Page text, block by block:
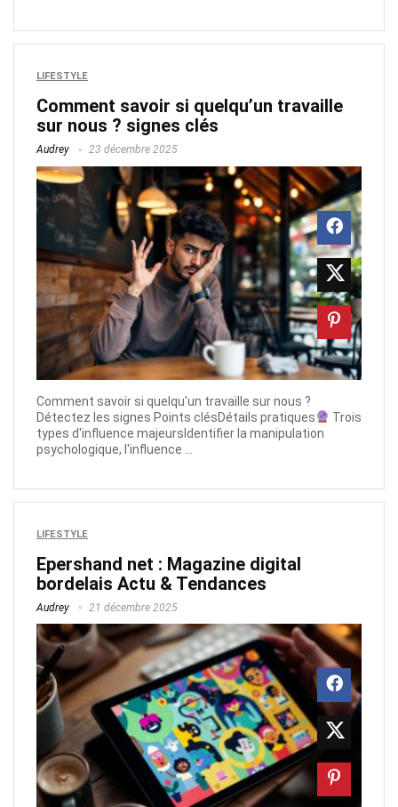
LIFESTYLE
Comment savoir si quelqu’un travaille
sur nous ? signes clés
Audrey 23 décembre 2025
Comment savoir si quelqu'un travaille sur nous ?
Détectez les signes Points clésDétails pratiques
Trois
types d'influence majeursIdentifier la manipulation
psychologique, l'influence ...
LIFESTYLE
Epershand net : Magazine digital
bordelais Actu & Tendances
Audrey 21 décembre 2025